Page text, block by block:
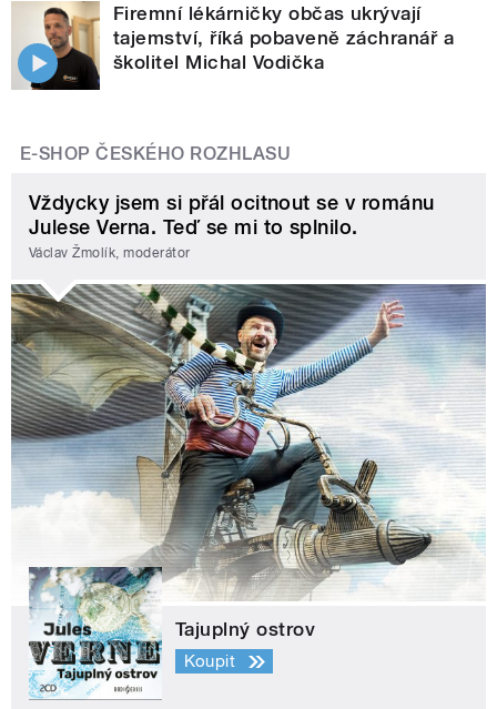
Firemní lékárničky občas ukrývají
tajemství, říká pobaveně záchranář a
školitel Michal Vodička
E-SHOP ČESKÉHO ROZHLASU
Vždycky jsem si přál ocitnout se v románu
Julese Verna. Teď se mi to splnilo.
Václav Žmolík, moderátor
Tajuplný ostrov
Koupit